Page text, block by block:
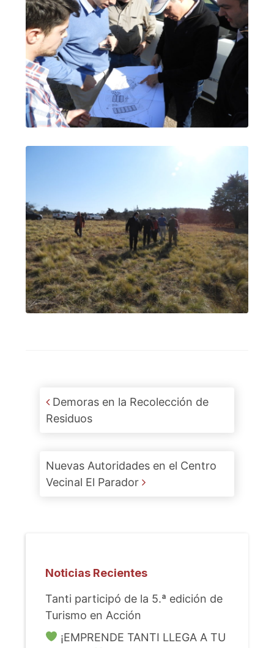
Post navigation
Demoras en la Recolección de
Residuos
Nuevas Autoridades en el Centro
Vecinal El Parador
Noticias Recientes
Tanti participó de la 5.ª edición de
Turismo en Acción
¡EMPRENDE TANTI LLEGA A TU